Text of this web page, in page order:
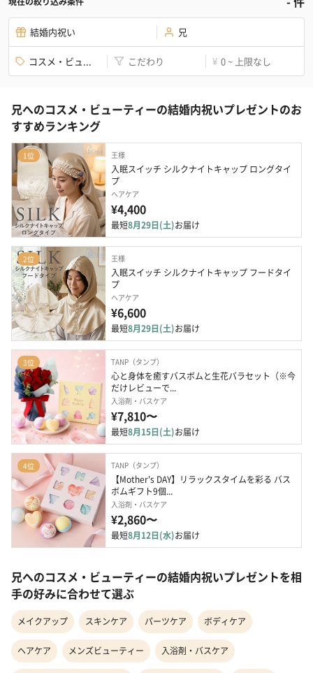
結婚内祝い 兄
コスメ・ビュ... こだわり ¥ 0 ~ 上限なし
兄へのコスメ・ビューティーの結婚内祝いプレゼントのお
すすめランキング
1位 王様
入眠スイッチ シルクナイトキャップ ロングタイ
プ
ヘアケア
¥4,400
最短8月29日(土)お届け
2位 王様
入眠スイッチ シルクナイトキャップ フードタイ
プ
ヘアケア
¥6,600
最短8月29日(土)お届け
3位 TANP（タンプ）
心と身体を癒すバスボムと生花バラセット（※今
だけレビューで...
入浴剤・バスケア
¥7,810〜
最短8月15日(土)お届け
4位 TANP（タンプ）
【Mother's DAY】リラックスタイムを彩る バス
ボムギフト9個...
入浴剤・バスケア
¥2,860〜
最短8月12日(水)お届け
兄へのコスメ・ビューティーの結婚内祝いプレゼントを相
手の好みに合わせて選ぶ
メイクアップ スキンケア パーツケア ボディケア
ヘアケア メンズビューティー 入浴剤・バスケア